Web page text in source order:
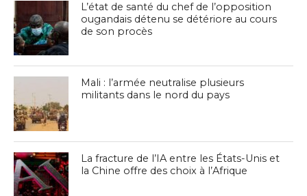
L’état de santé du chef de l’opposition
ougandais détenu se détériore au cours
de son procès
Mali : l’armée neutralise plusieurs
militants dans le nord du pays
La fracture de l’IA entre les États-Unis et
la Chine offre des choix à l’Afrique